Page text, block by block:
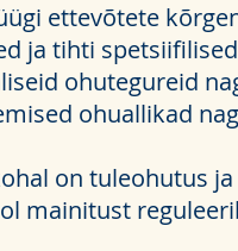
ettevõtete
ja tihti
ohutegureid
ohuallikad
on tuleohutus
mainitust